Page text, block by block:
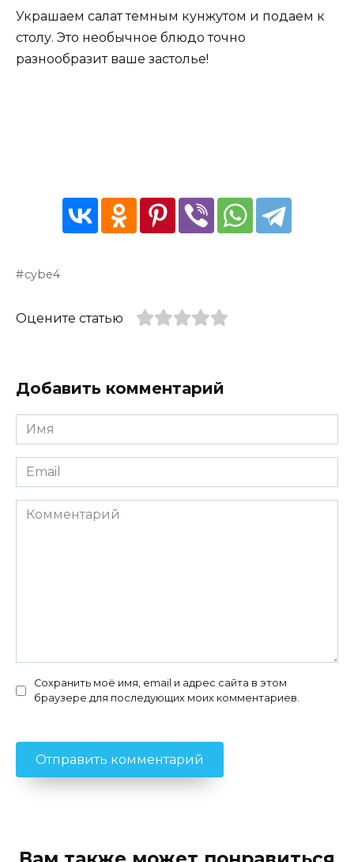
Украшаем салат темным кунжутом и подаем к
столу. Это необычное блюдо точно
разнообразит ваше застолье!
cybe4
Оцените статью
Добавить комментарий
Имя
*
Email
*
Комментарий
Сохранить моё имя, email и адрес сайта в этом
браузере для последующих моих комментариев.